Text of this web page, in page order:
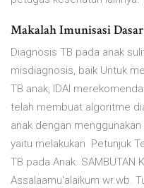
Makalah Imunisasi
Diagnosis TB pada anak
misdiagnosis, baik Untuk
TB anak, IDAI
telah membuat algoritme
anak dengan
yaitu melakukan Petunjuk
TB pada Anak. SAMBUTAN
Assalaamu'alaikum wr.wb.